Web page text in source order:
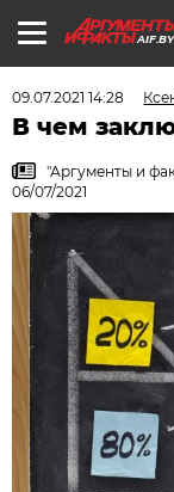
AIF.BY
09.07.2021 14:28
В чем
"Аргументы и
06/07/2021